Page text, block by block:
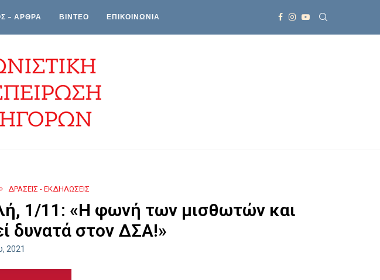
– ΑΡΘΡΑ ΒΙΝΤΕΟ ΕΠΙΚΟΙΝΩΝΙΑ
ΔΡΑΣΕΙΣ - ΕΚΔΗΛΩΣΕΙΣ
1/11: «Η φωνή των μισθωτών και
δυνατά στον ΔΣΑ!»
2021